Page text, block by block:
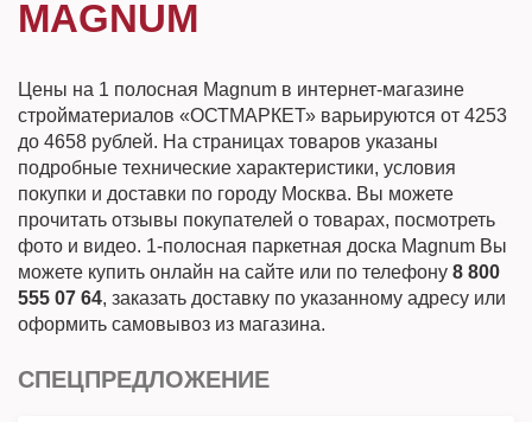
MAGNUM
Цены на 1 полосная Magnum в интернет-магазине
стройматериалов «ОСТМАРКЕТ» варьируются от 4253
до 4658 рублей. На страницах товаров указаны
подробные технические характеристики, условия
покупки и доставки по городу Москва. Вы можете
прочитать отзывы покупателей о товарах, посмотреть
фото и видео. 1-полосная паркетная доска Magnum Вы
можете купить онлайн на сайте или по телефону 8 800
555 07 64, заказать доставку по указанному адресу или
оформить самовывоз из магазина.
СПЕЦПРЕДЛОЖЕНИЕ